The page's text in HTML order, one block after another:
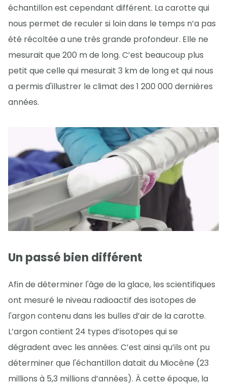
échantillon est cependant différent. La carotte qui
nous permet de reculer si loin dans le temps n’a pas
été récoltée a une très grande profondeur. Elle ne
mesurait que 200 m de long. C’est beaucoup plus
petit que celle qui mesurait 3 km de long et qui nous
a permis d'illustrer le climat des 1 200 000 dernières
années.
Un passé bien différent
Afin de déterminer l'âge de la glace, les scientifiques
ont mesuré le niveau radioactif des isotopes de
l'argon contenu dans les bulles d’air de la carotte.
L’argon contient 24 types d’isotopes qui se
dégradent avec les années. C’est ainsi qu’ils ont pu
déterminer que l'échantillon datait du Miocène (23
millions à 5,3 millions d’années). À cette époque, la